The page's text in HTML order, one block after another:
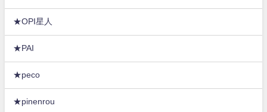
★OPI星人
★PAI
★peco
★pinenrou